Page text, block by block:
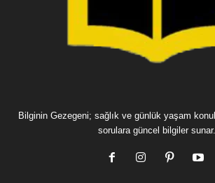
Bilginin Gezegeni; sağlık ve günlük yaşam
sorulara güncel bilgiler sunar.